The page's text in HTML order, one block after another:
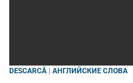
DESCARCĂ |АНГЛИЙСКИЕ СЛОВА